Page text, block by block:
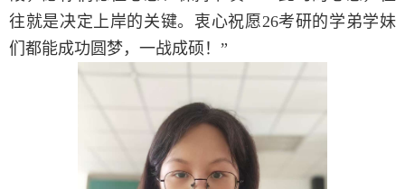
往就是决定上岸的关键。衷心祝愿26考研的学弟学妹
们都能成功圆梦，一战成硕！”